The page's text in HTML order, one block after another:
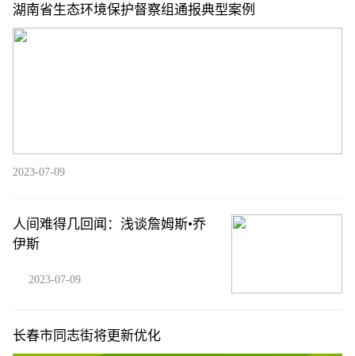
湖南省生态环境保护督察组通报典型案例
2023-07-09
人间难得几回闻：浅谈詹姆斯•乔
伊斯
2023-07-09
长春市同志街将更新优化